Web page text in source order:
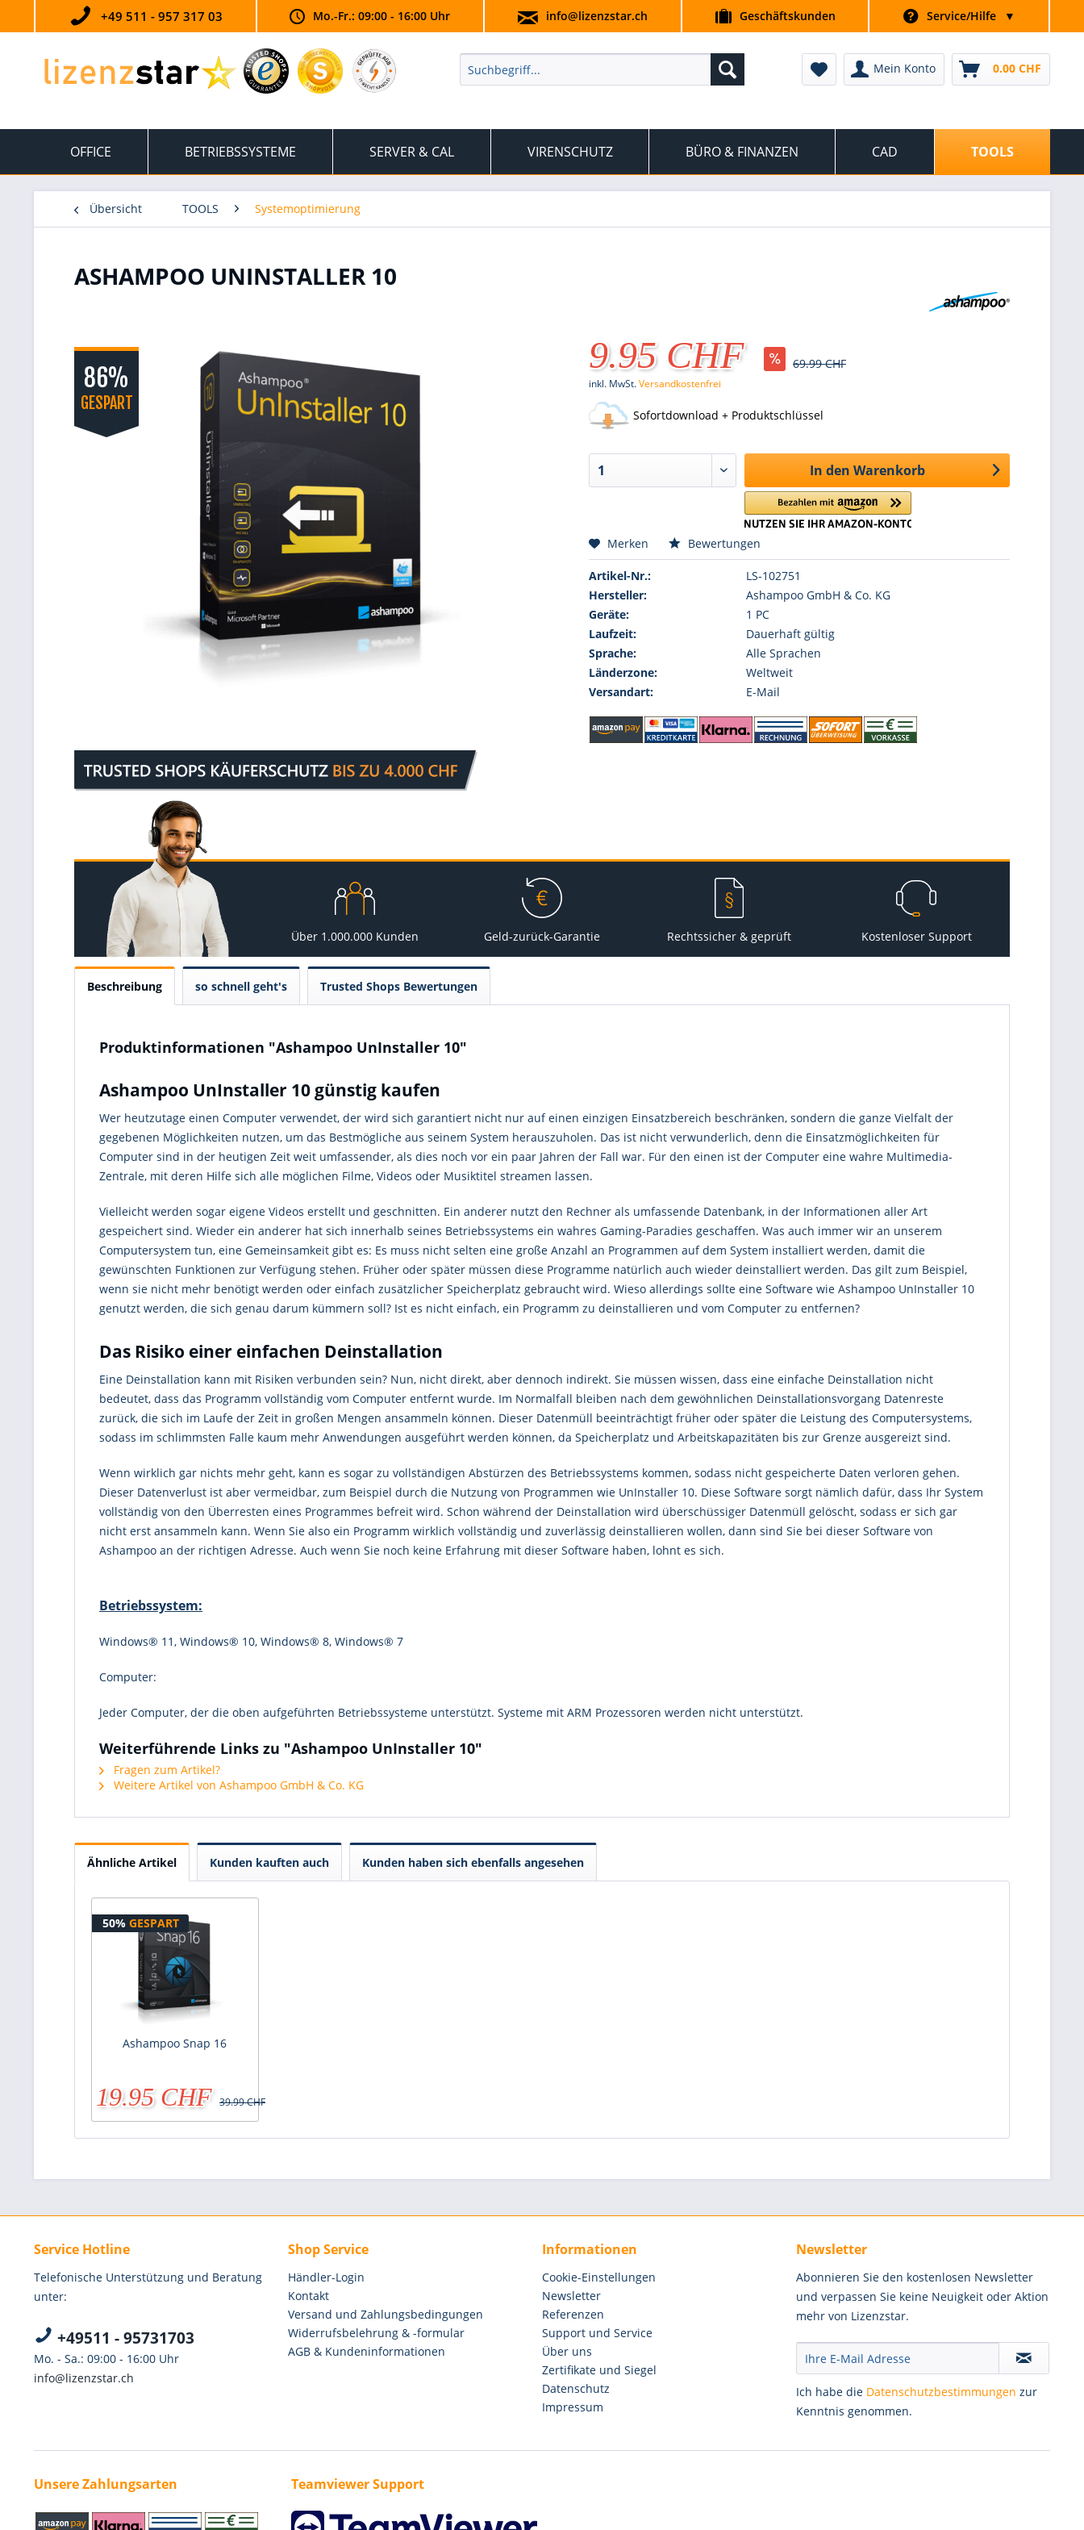
+49 511 - 957 317 03 Mo.-Fr.: 09:00 - 16:00 Uhr info@lizenzstar.ch Geschäftskunden Service/Hilfe ▼
Mein Konto 0.00 CHF
OFFICE BETRIEBSSYSTEME SERVER & CAL VIRENSCHUTZ BÜRO & FINANZEN CAD TOOLS
Übersicht TOOLS Systemoptimierung
ASHAMPOO UNINSTALLER 10
86%
GESPART
9.95 CHF 69.99 CHF
inkl. MwSt.Versandkostenfrei
Sofortdownload + Produktschlüssel
In den Warenkorb
Merken Bewertungen
Artikel-Nr.:
LS-102751
Hersteller:
Ashampoo GmbH & Co. KG
Geräte:
1 PC
Laufzeit:
Dauerhaft gültig
Sprache:
Alle Sprachen
Länderzone:
Weltweit
Versandart:
E-Mail
Über 1.000.000 Kunden Geld-zurück-Garantie Rechtssicher & geprüft Kostenloser Support
Beschreibung so schnell geht's Trusted Shops Bewertungen
Produktinformationen "Ashampoo UnInstaller 10"
Ashampoo UnInstaller 10 günstig kaufen
Wer heutzutage einen Computer verwendet, der wird sich garantiert nicht nur auf einen einzigen Einsatzbereich beschränken, sondern die ganze Vielfalt der
gegebenen Möglichkeiten nutzen, um das Bestmögliche aus seinem System herauszuholen. Das ist nicht verwunderlich, denn die Einsatzmöglichkeiten für
Computer sind in der heutigen Zeit weit umfassender, als dies noch vor ein paar Jahren der Fall war. Für den einen ist der Computer eine wahre Multimedia-
Zentrale, mit deren Hilfe sich alle möglichen Filme, Videos oder Musiktitel streamen lassen.
Vielleicht werden sogar eigene Videos erstellt und geschnitten. Ein anderer nutzt den Rechner als umfassende Datenbank, in der Informationen aller Art
gespeichert sind. Wieder ein anderer hat sich innerhalb seines Betriebssystems ein wahres Gaming-Paradies geschaffen. Was auch immer wir an unserem
Computersystem tun, eine Gemeinsamkeit gibt es: Es muss nicht selten eine große Anzahl an Programmen auf dem System installiert werden, damit die
gewünschten Funktionen zur Verfügung stehen. Früher oder später müssen diese Programme natürlich auch wieder deinstalliert werden. Das gilt zum Beispiel,
wenn sie nicht mehr benötigt werden oder einfach zusätzlicher Speicherplatz gebraucht wird. Wieso allerdings sollte eine Software wie Ashampoo UnInstaller 10
genutzt werden, die sich genau darum kümmern soll? Ist es nicht einfach, ein Programm zu deinstallieren und vom Computer zu entfernen?
Das Risiko einer einfachen Deinstallation
Eine Deinstallation kann mit Risiken verbunden sein? Nun, nicht direkt, aber dennoch indirekt. Sie müssen wissen, dass eine einfache Deinstallation nicht
bedeutet, dass das Programm vollständig vom Computer entfernt wurde. Im Normalfall bleiben nach dem gewöhnlichen Deinstallationsvorgang Datenreste
zurück, die sich im Laufe der Zeit in großen Mengen ansammeln können. Dieser Datenmüll beeinträchtigt früher oder später die Leistung des Computersystems,
sodass im schlimmsten Falle kaum mehr Anwendungen ausgeführt werden können, da Speicherplatz und Arbeitskapazitäten bis zur Grenze ausgereizt sind.
Wenn wirklich gar nichts mehr geht, kann es sogar zu vollständigen Abstürzen des Betriebssystems kommen, sodass nicht gespeicherte Daten verloren gehen.
Dieser Datenverlust ist aber vermeidbar, zum Beispiel durch die Nutzung von Programmen wie UnInstaller 10. Diese Software sorgt nämlich dafür, dass Ihr System
vollständig von den Überresten eines Programmes befreit wird. Schon während der Deinstallation wird überschüssiger Datenmüll gelöscht, sodass er sich gar
nicht erst ansammeln kann. Wenn Sie also ein Programm wirklich vollständig und zuverlässig deinstallieren wollen, dann sind Sie bei dieser Software von
Ashampoo an der richtigen Adresse. Auch wenn Sie noch keine Erfahrung mit dieser Software haben, lohnt es sich.
Betriebssystem:
Windows® 11, Windows® 10, Windows® 8, Windows® 7
Computer:
Jeder Computer, der die oben aufgeführten Betriebssysteme unterstützt. Systeme mit ARM Prozessoren werden nicht unterstützt.
Weiterführende Links zu "Ashampoo UnInstaller 10"
Fragen zum Artikel?
Weitere Artikel von Ashampoo GmbH & Co. KG
Ähnliche Artikel Kunden kauften auch Kunden haben sich ebenfalls angesehen
50% GESPART
Ashampoo Snap 16
19.95 CHF 39.99 CHF
Service Hotline
Telefonische Unterstützung und Beratung
unter:
+49511 - 95731703
Mo. - Sa.: 09:00 - 16:00 Uhr
info@lizenzstar.ch
Shop Service
Händler-Login
Kontakt
Versand und Zahlungsbedingungen
Widerrufsbelehrung & -formular
AGB & Kundeninformationen
Informationen
Cookie-Einstellungen
Newsletter
Referenzen
Support und Service
Über uns
Zertifikate und Siegel
Datenschutz
Impressum
Newsletter
Abonnieren Sie den kostenlosen Newsletter
und verpassen Sie keine Neuigkeit oder Aktion
mehr von Lizenzstar.
Ich habe die Datenschutzbestimmungen zur
Kenntnis genommen.
Unsere Zahlungsarten Teamviewer Support